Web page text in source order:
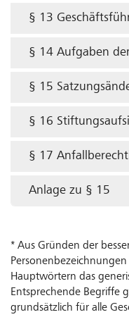
§ 13
§ 14 Aufgaben
§ 15
§ 16
§ 17
Anlage zu § 15
* Aus Gründen der
Hauptwörtern das
Entsprechende Begriffe
grundsätzlich für alle